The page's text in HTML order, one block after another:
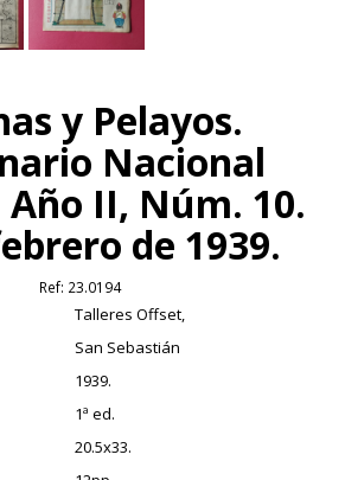
y Pelayos.
Nacional
II, Núm. 10.
de 1939.
Ref: 23.0194
Talleres Offset,
San Sebastián
1939.
1ª ed.
20.5x33.